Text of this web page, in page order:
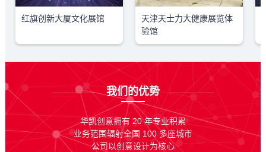
红旗创新大厦文化展馆
天津天士力大健康展览体
验馆
我们的优势
华凯创意拥有 20 年专业积累
业务范围辐射全国 100 多座城市
公司以创意设计为核心